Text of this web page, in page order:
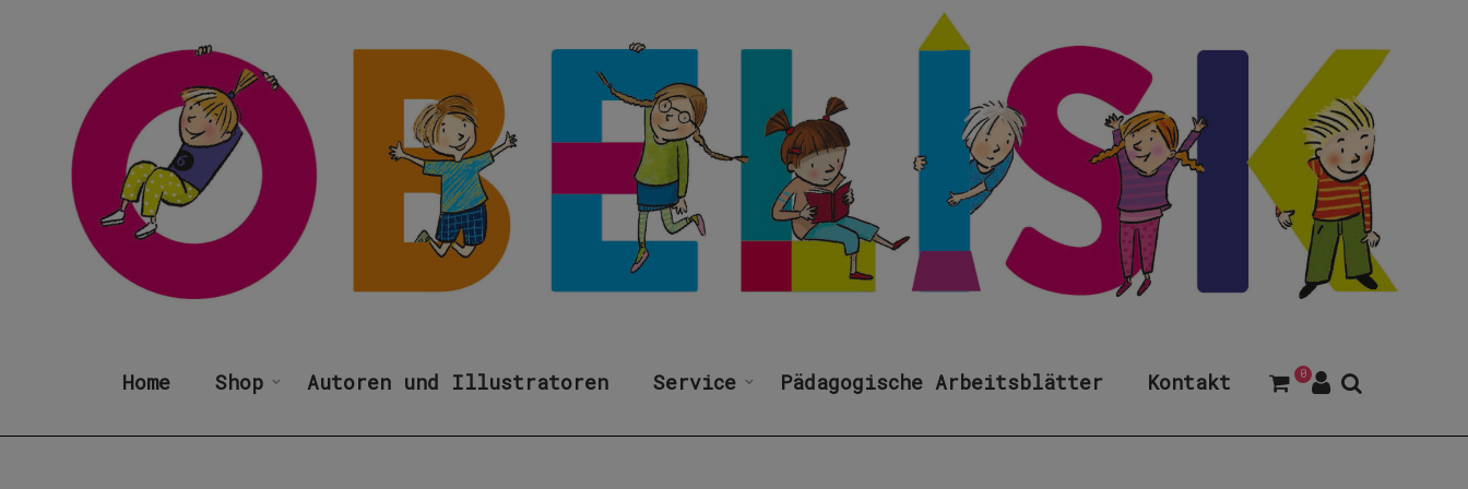
Home Shop Autoren und Illustratoren Service Pädagogische Arbeitsblätter Kontakt 0